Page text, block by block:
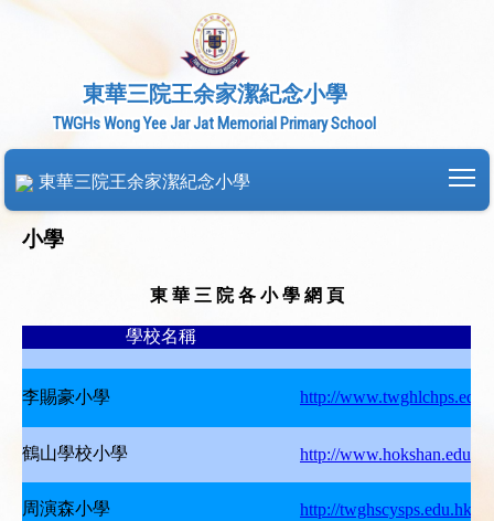
東華三院王余家潔紀念小學
TWGHs Wong Yee Jar Jat Memorial Primary School
東華三院王余家潔紀念小學
小學